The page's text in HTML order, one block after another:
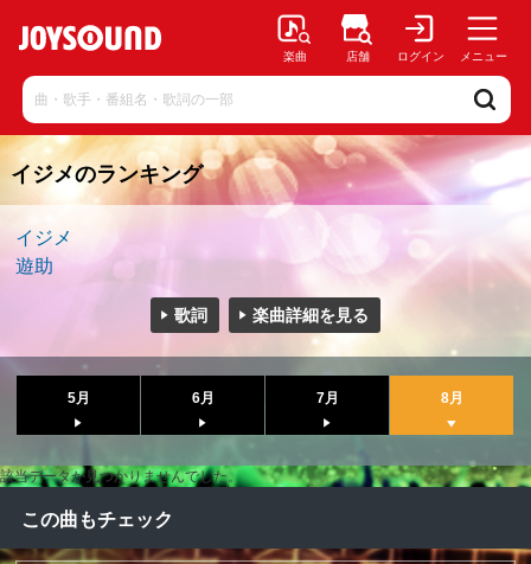
楽曲 店舗 ログイン メニュー
イジメのランキング
イジメ
遊助
歌詞 楽曲詳細を見る
5月 6月 7月 8月
該当データが見つかりませんでした。
この曲もチェック